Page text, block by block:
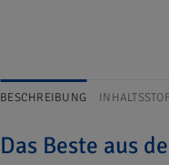
BESCHREIBUNG
Das Beste aus